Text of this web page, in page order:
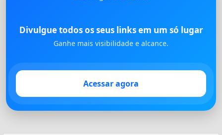
Divulgue todos os seus links em um só lugar
Ganhe mais visibilidade e alcance.
Acessar agora